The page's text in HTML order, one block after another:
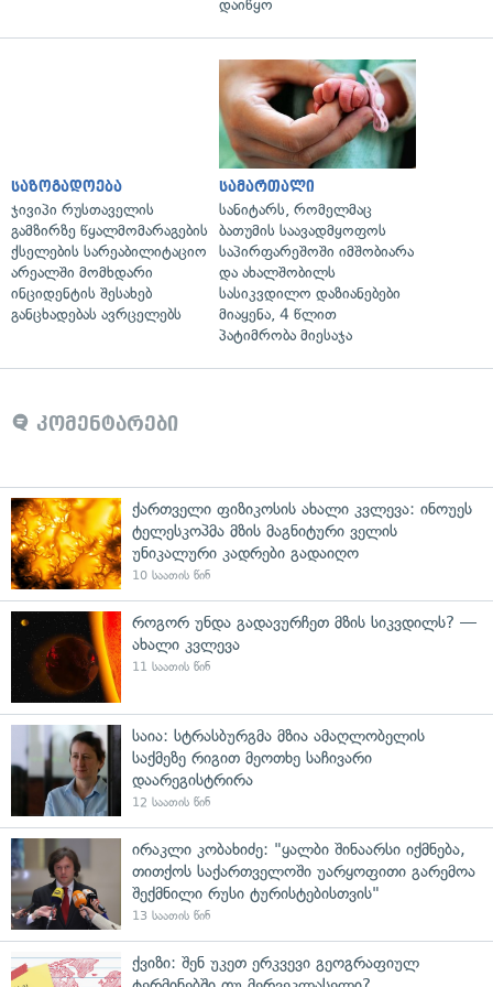
დაიწყო
საზოგადოება
ჯივიპი რუსთაველის
გამზირზე წყალმომარაგების
ქსელების სარეაბილიტაციო
არეალში მომხდარი
ინციდენტის შესახებ
განცხადებას ავრცელებს
სამართალი
სანიტარს, რომელმაც
ბათუმის საავადმყოფოს
საპირფარეშოში იმშობიარა
და ახალშობილს
სასიკვდილო დაზიანებები
მიაყენა, 4 წლით
პატიმრობა მიესაჯა
კომენტარები
ქართველი ფიზიკოსის ახალი კვლევა: ინოუეს
ტელესკოპმა მზის მაგნიტური ველის
უნიკალური კადრები გადაიღო
10 საათის წინ
როგორ უნდა გადავურჩეთ მზის სიკვდილს? —
ახალი კვლევა
11 საათის წინ
საია: სტრასბურგმა მზია ამაღლობელის
საქმეზე რიგით მეოთხე საჩივარი
დაარეგისტრირა
12 საათის წინ
ირაკლი კობახიძე: "ყალბი შინაარსი იქმნება,
თითქოს საქართველოში უარყოფითი გარემოა
შექმნილი რუსი ტურისტებისთვის"
13 საათის წინ
ქვიზი: შენ უკეთ ერკვევი გეოგრაფიულ